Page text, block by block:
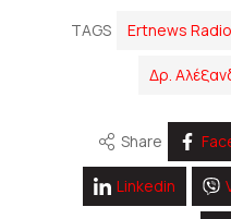
TAGS Ertnews
Δρ.
Share
Linkedin